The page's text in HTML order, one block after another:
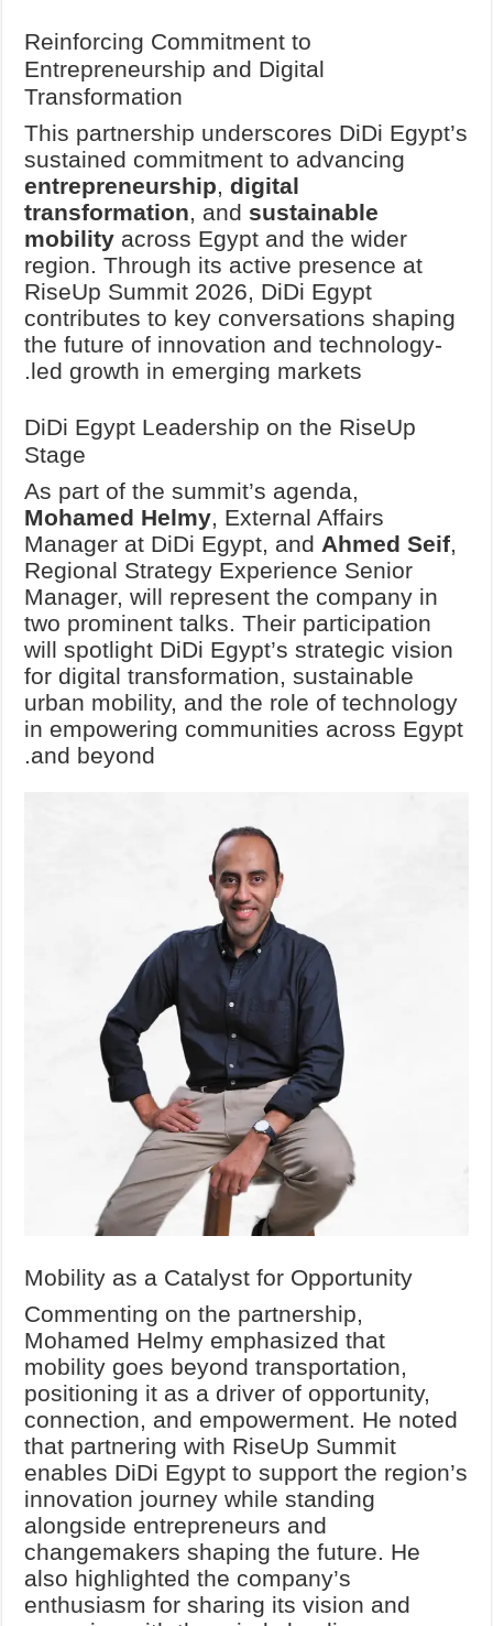
Reinforcing Commitment to
Entrepreneurship and Digital
Transformation
This partnership underscores DiDi Egypt’s
sustained commitment to advancing
entrepreneurship,digital
transformation, andsustainable
mobility across Egypt and the wider
region. Through its active presence at
RiseUp Summit 2026, DiDi Egypt
contributes to key conversations shaping
the future of innovation and technology-
led growth in emerging markets.
DiDi Egypt Leadership on the RiseUp
Stage
As part of the summit’s agenda,
Mohamed Helmy, External Affairs
Manager at DiDi Egypt, andAhmed Seif,
Regional Strategy Experience Senior
Manager, will represent the company in
two prominent talks. Their participation
will spotlight DiDi Egypt’s strategic vision
for digital transformation, sustainable
urban mobility, and the role of technology
in empowering communities across Egypt
and beyond.
Mobility as a Catalyst for Opportunity
Commenting on the partnership,
Mohamed Helmy emphasized that
mobility goes beyond transportation,
positioning it as a driver of opportunity,
connection, and empowerment. He noted
that partnering with RiseUp Summit
enables DiDi Egypt to support the region’s
innovation journey while standing
alongside entrepreneurs and
changemakers shaping the future. He
also highlighted the company’s
enthusiasm for sharing its vision and